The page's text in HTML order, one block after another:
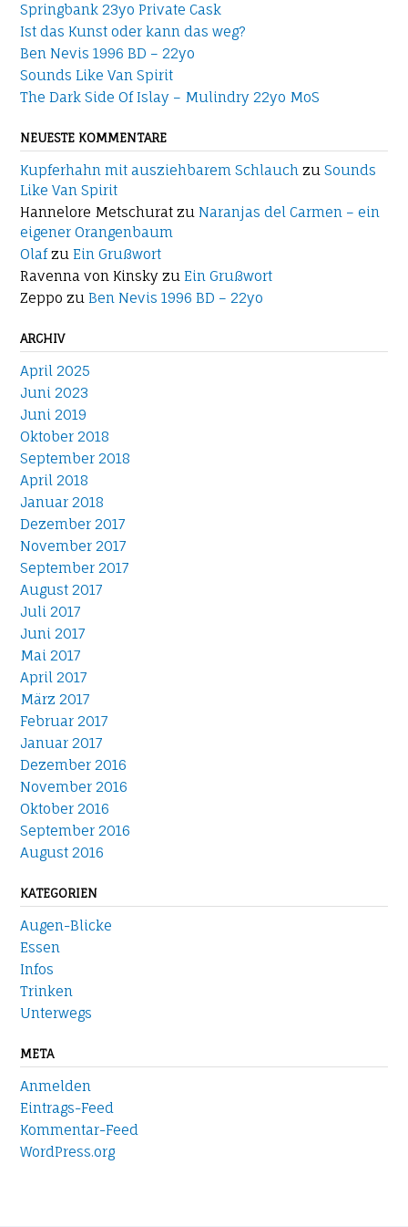
Springbank 23yo Private Cask
Ist das Kunst oder kann das weg?
Ben Nevis 1996 BD – 22yo
Sounds Like Van Spirit
The Dark Side Of Islay – Mulindry 22yo MoS
NEUESTE KOMMENTARE
Kupferhahn mit ausziehbarem Schlauch zu Sounds
Like Van Spirit
Hannelore Metschurat zu Naranjas del Carmen – ein
eigener Orangenbaum
Olafzu Ein Grußwort
Ravenna von Kinsky zu Ein Grußwort
Zeppo zu Ben Nevis 1996 BD – 22yo
ARCHIV
April 2025
Juni 2023
Juni 2019
Oktober 2018
September 2018
April 2018
Januar 2018
Dezember 2017
November 2017
September 2017
August 2017
Juli 2017
Juni 2017
Mai 2017
April 2017
März 2017
Februar 2017
Januar 2017
Dezember 2016
November 2016
Oktober 2016
September 2016
August 2016
KATEGORIEN
Augen-Blicke
Essen
Infos
Trinken
Unterwegs
META
Anmelden
Eintrags-Feed
Kommentar-Feed
WordPress.org